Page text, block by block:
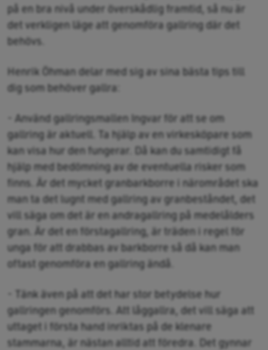
på en bra nivå under överskådlig framtid, så nu är
det verkligen läge att genomföra gallring där det
behövs.
Henrik Öhman delar med sig av sina bästa tips till
dig som behöver gallra:
- Använd gallringsmallen Ingvar för att se om
gallring är aktuell. Ta hjälp av en virkesköpare som
kan visa hur den fungerar. Då kan du samtidigt få
hjälp med bedömning av de eventuella risker som
finns. Är det mycket granbarkborre i närområdet ska
man ta det lugnt med gallring av granbeståndet, det
vill säga om det är en andragallring på medelålders
gran. Är det en förstagallring, är träden i regel för
unga för att drabbas av barkborre så då kan man
oftast genomföra en gallring ändå.
- Tänk även på att det har stor betydelse hur
gallringen genomförs. Att låggallra, det vill säga att
uttaget i första hand inriktas på de klenare
stammarna, är nästan alltid att föredra. Det gynnar